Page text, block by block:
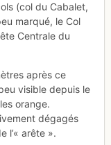
(col du Cabalet,
marqué, le Col
Centrale du
après ce
visible depuis le
orange.
dégagés
l’« arête ».